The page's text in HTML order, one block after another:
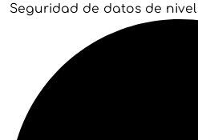
Seguridad de datos de